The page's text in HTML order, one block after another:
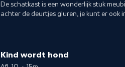
De schatkast is een wonderlijk stuk
achter de deurtjes gluren, je kunt er ook
Kind wordt hond